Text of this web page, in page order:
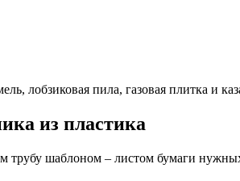
лобзиковая пила, газовая плитка и
из пластика
шаблоном – листом бумаги нужных